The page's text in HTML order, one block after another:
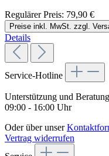
Regulärer Preis: 79,90 €
Preise inkl. MwSt. zzgl.
Details
Service-Hotline
Unterstützung und
09:00 - 16:00 Uhr
Oder über unser
Vertrag widerrufen